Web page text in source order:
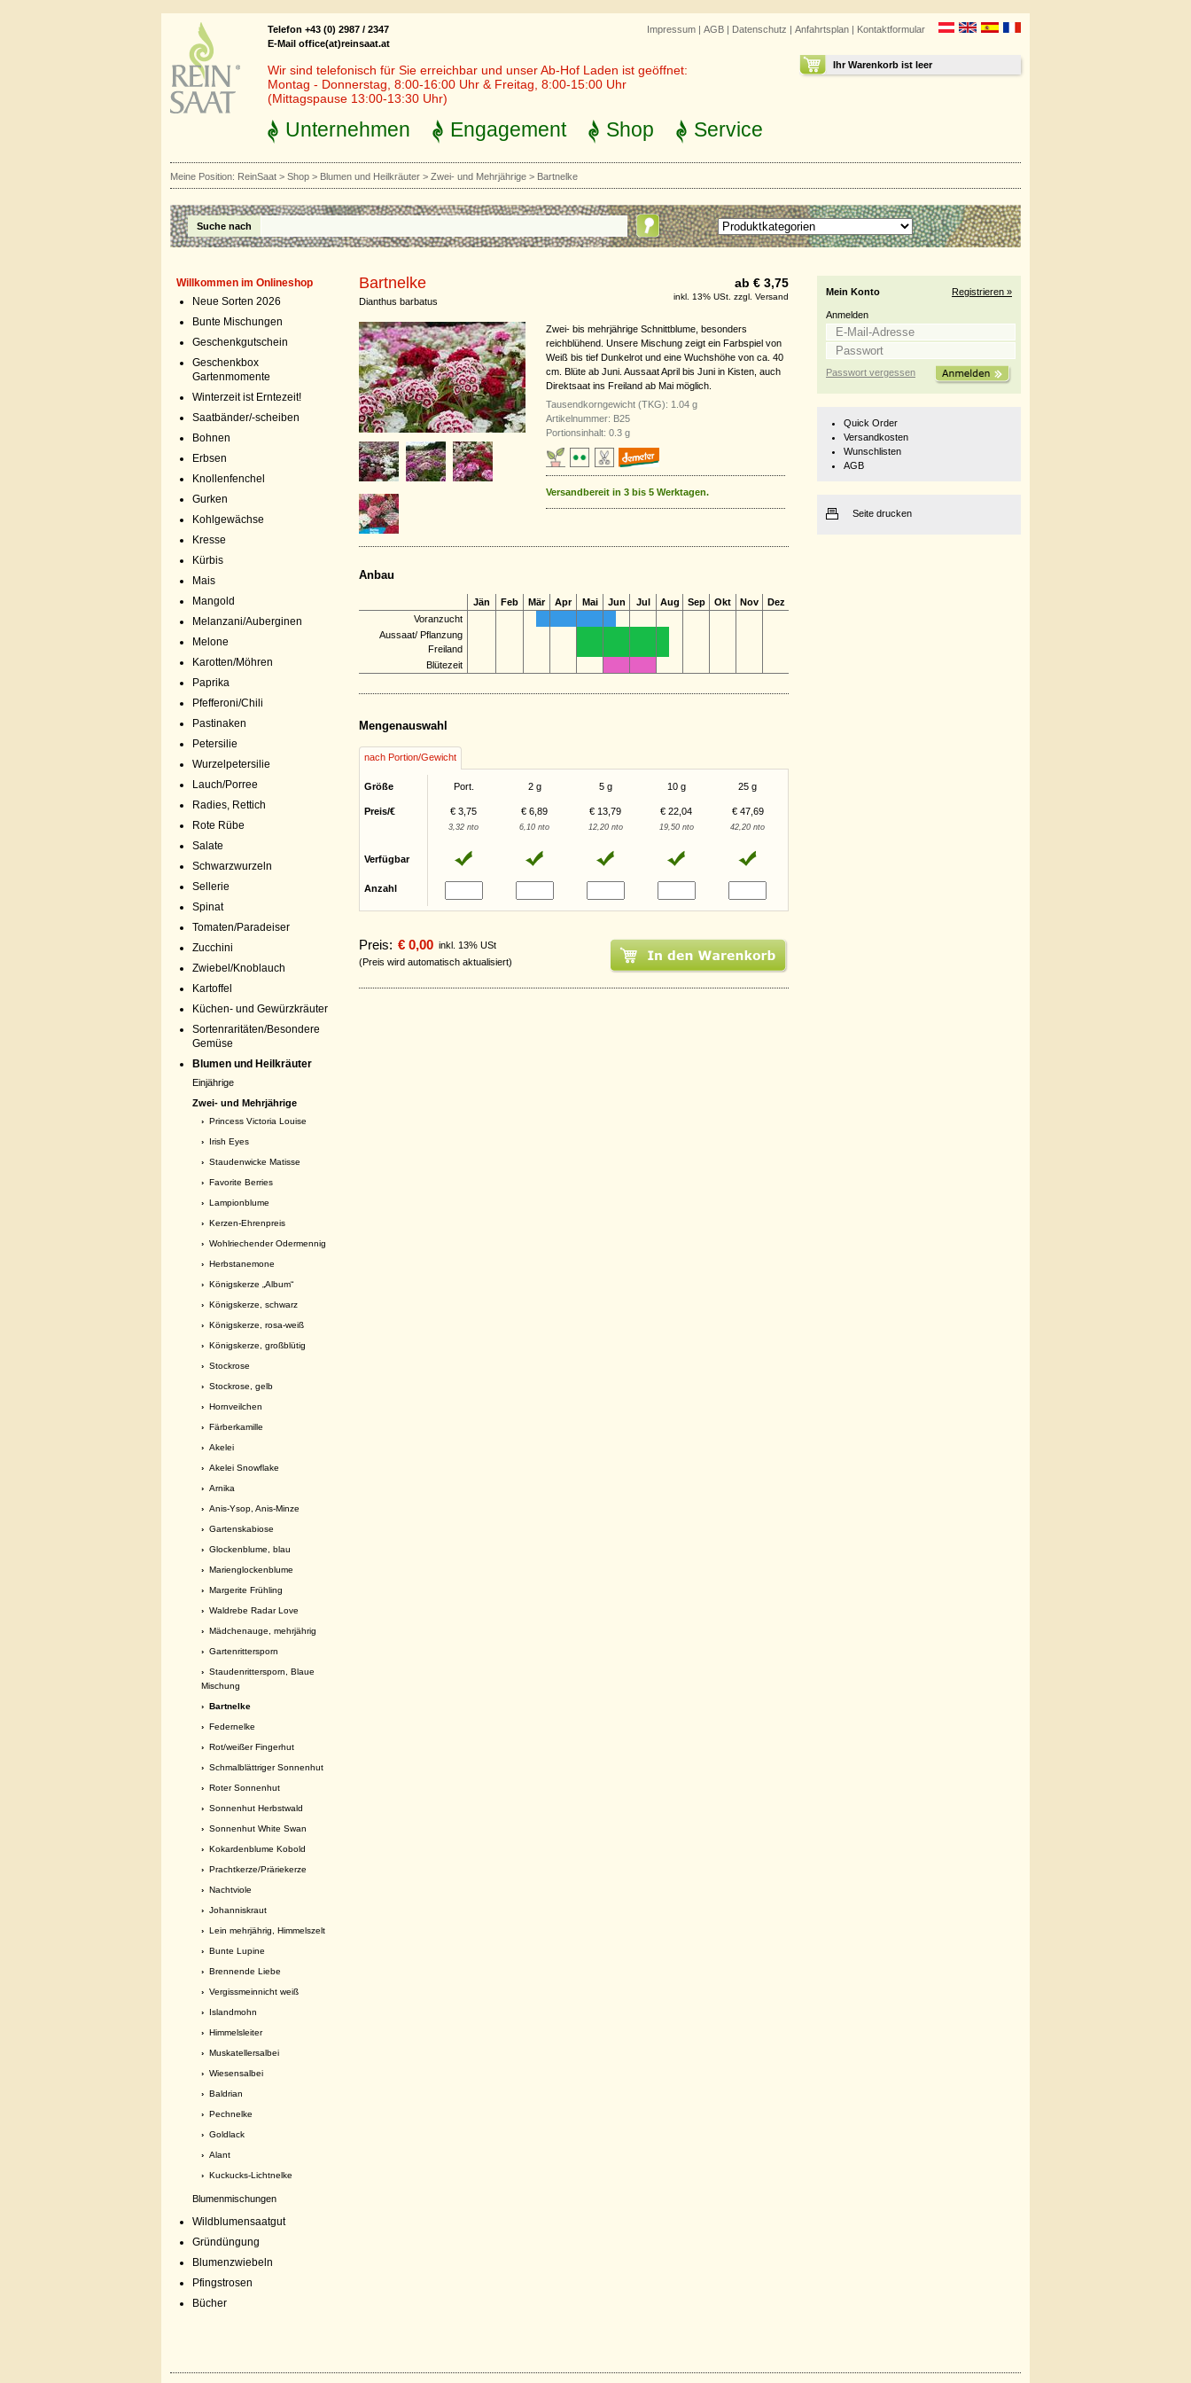
Impressum | AGB | Datenschutz | Anfahrtsplan | Kontaktformular
Ihr Warenkorb ist leer
Telefon +43 (0) 2987 / 2347
E-Mail office(at)reinsaat.at
Wir sind telefonisch für Sie erreichbar und unser Ab-Hof Laden ist geöffnet:
Montag - Donnerstag, 8:00-16:00 Uhr & Freitag, 8:00-15:00 Uhr
(Mittagspause 13:00-13:30 Uhr)
Unternehmen Engagement Shop Service
Meine Position: ReinSaat > Shop > Blumen und Heilkräuter > Zwei- und Mehrjährige > Bartnelke
Suche nach
Willkommen im Onlineshop
Neue Sorten 2026
Bunte Mischungen
Geschenkgutschein
Geschenkbox
Gartenmomente
Winterzeit ist Erntezeit!
Saatbänder/-scheiben
Bohnen
Erbsen
Knollenfenchel
Gurken
Kohlgewächse
Kresse
Kürbis
Mais
Mangold
Melanzani/Auberginen
Melone
Karotten/Möhren
Paprika
Pfefferoni/Chili
Pastinaken
Petersilie
Wurzelpetersilie
Lauch/Porree
Radies, Rettich
Rote Rübe
Salate
Schwarzwurzeln
Sellerie
Spinat
Tomaten/Paradeiser
Zucchini
Zwiebel/Knoblauch
Kartoffel
Küchen- und Gewürzkräuter
Sortenraritäten/Besondere
Gemüse
Blumen und Heilkräuter
Einjährige
Zwei- und Mehrjährige
› Princess Victoria Louise
› Irish Eyes
› Staudenwicke Matisse
› Favorite Berries
› Lampionblume
› Kerzen-Ehrenpreis
› Wohlriechender Odermennig
› Herbstanemone
› Königskerze „Album“
› Königskerze, schwarz
› Königskerze, rosa-weiß
› Königskerze, großblütig
› Stockrose
› Stockrose, gelb
› Hornveilchen
› Färberkamille
› Akelei
› Akelei Snowflake
› Arnika
› Anis-Ysop, Anis-Minze
› Gartenskabiose
› Glockenblume, blau
› Marienglockenblume
› Margerite Frühling
› Waldrebe Radar Love
› Mädchenauge, mehrjährig
› Gartenrittersporn
› Staudenrittersporn, Blaue
Mischung
› Bartnelke
› Federnelke
› Rot/weißer Fingerhut
› Schmalblättriger Sonnenhut
› Roter Sonnenhut
› Sonnenhut Herbstwald
› Sonnenhut White Swan
› Kokardenblume Kobold
› Prachtkerze/Präriekerze
› Nachtviole
› Johanniskraut
› Lein mehrjährig, Himmelszelt
› Bunte Lupine
› Brennende Liebe
› Vergissmeinnicht weiß
› Islandmohn
› Himmelsleiter
› Muskatellersalbei
› Wiesensalbei
› Baldrian
› Pechnelke
› Goldlack
› Alant
› Kuckucks-Lichtnelke
Blumenmischungen
Wildblumensaatgut
Gründüngung
Blumenzwiebeln
Pfingstrosen
Bücher
Bartnelke
Dianthus barbatus
ab € 3,75
inkl. 13% USt. zzgl. Versand
Zwei- bis mehrjährige Schnittblume, besonders
reichblühend. Unsere Mischung zeigt ein Farbspiel von
Weiß bis tief Dunkelrot und eine Wuchshöhe von ca. 40
cm. Blüte ab Juni. Aussaat April bis Juni in Kisten, auch
Direktsaat ins Freiland ab Mai möglich.
Tausendkorngewicht (TKG): 1.04 g
Artikelnummer: B25
Portionsinhalt: 0.3 g
Versandbereit in 3 bis 5 Werktagen.
Anbau
Jän Feb Mär Apr Mai Jun Jul Aug Sep Okt Nov
Dez
Voranzucht
Aussaat/ Pflanzung
Freiland
Blütezeit
Mengenauswahl
nach Portion/Gewicht
Größe Port. 2 g 5 g 10 g 25 g
Preis/€ € 3,75 € 6,89 € 13,79 € 22,04 € 47,69
3,32 nto 6,10 nto 12,20 nto 19,50 nto 42,20 nto
Verfügbar
Anzahl
Preis: € 0,00 inkl. 13% USt
(Preis wird automatisch aktualisiert)
Mein Konto Registrieren »
Anmelden
Passwort vergessen
Quick Order
Versandkosten
Wunschlisten
AGB
Seite drucken